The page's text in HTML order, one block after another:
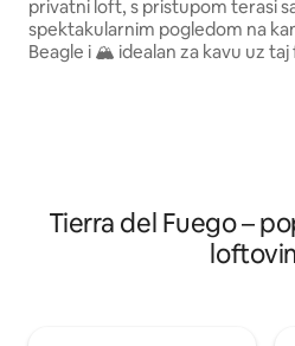
privatni loft, s pristupom terasi
spektakularnim pogledom na
Beagle i 🏔️ idealan za kavu uz taj
del Fuego, 4,5 km od središta
4,97. Superdomaćin već 7
patagonijsko utočište te čeka. 🏔️
Tierra del Fuego –